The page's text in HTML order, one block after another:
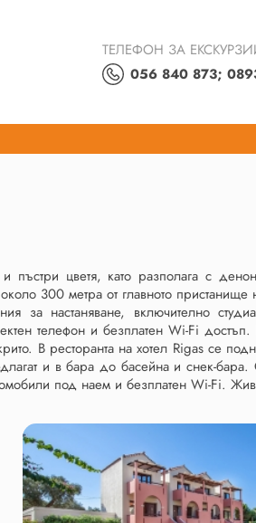
ТЕЛЕФОН ЗА
056 840 873;
пъстри цветя, като разполага с
300 метра от главното пристанище
за настаняване, включително
телефон и безплатен Wi-Fi
В ресторанта на хотел Rigas се
и в бара до басейна и снек-
под наем и безплатен Wi-Fi.